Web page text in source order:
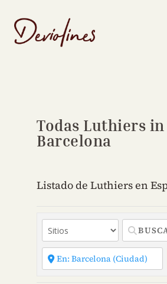
Todas Luthiers in
Barcelona
Listado de Luthiers en